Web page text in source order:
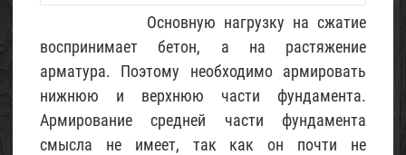
Основную нагрузку на сжатие
воспринимает бетон, а на растяжение
арматура. Поэтому необходимо армировать
нижнюю и верхнюю части фундамента.
Армирование средней части фундамента
смысла не имеет, так как он почти не